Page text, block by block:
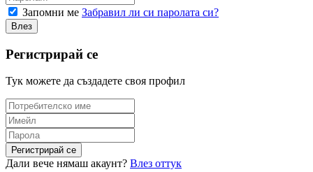
Запомни ме Забравил ли си паролата си?
Регистрирай се
Тук можете да създадете своя профил
Дали вече нямаш акаунт? Влез оттук